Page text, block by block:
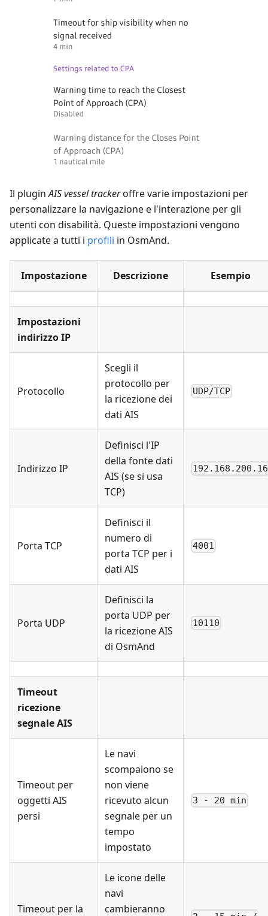
Il pluginAIS vessel trackeroffre varie impostazioni per
personalizzare la navigazione e l'interazione per gli
utenti con disabilità. Queste impostazioni vengono
applicate a tutti i profili in OsmAnd.
Impostazione Descrizione Esempio
Impostazioni
indirizzo IP
Protocollo
Scegli il
protocollo per
la ricezione dei
dati AIS
UDP/TCP
Indirizzo IP
Definisci l'IP
della fonte dati
AIS (se si usa
TCP)
192.168.200.16
Porta TCP
Definisci il
numero di
porta TCP per i
dati AIS
4001
Porta UDP
Definisci la
porta UDP per
la ricezione AIS
di OsmAnd
10110
Timeout
ricezione
segnale AIS
Timeout per
oggetti AIS
persi
Le navi
scompaiono se
non viene
ricevuto alcun
segnale per un
tempo
impostato
3 - 20 min
Timeout per la
Le icone delle
navi
cambieranno